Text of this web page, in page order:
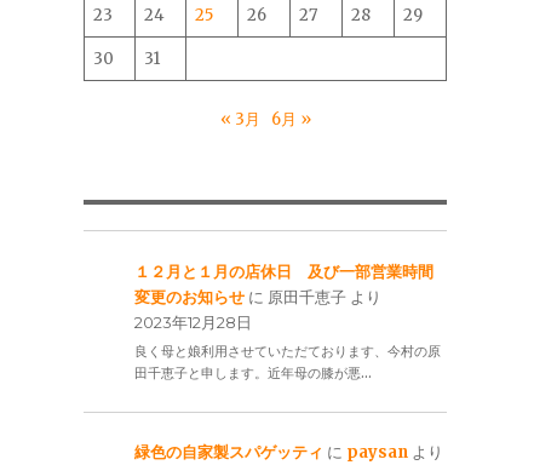
23 24 25 26 27 28 29
30 31
« 3月 6月 »
１２月と１月の店休日 及び一部営業時間
変更のお知らせ に 原田千恵子 より
2023年12月28日
良く母と娘利用させていただております、今村の原
田千恵子と申します。近年母の膝が悪…
緑色の自家製スパゲッティ に paysan より